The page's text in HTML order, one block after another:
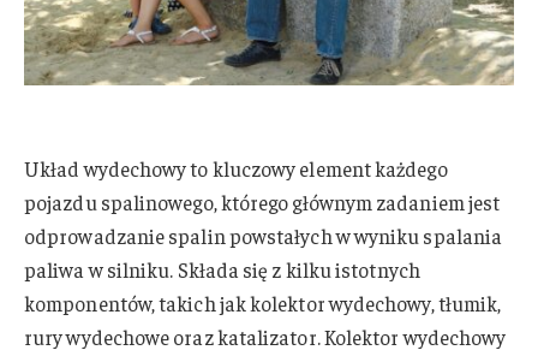
Układ wydechowy to kluczowy element każdego
pojazdu spalinowego, którego głównym zadaniem jest
odprowadzanie spalin powstałych w wyniku spalania
paliwa w silniku. Składa się z kilku istotnych
komponentów, takich jak kolektor wydechowy, tłumik,
rury wydechowe oraz katalizator. Kolektor wydechowy